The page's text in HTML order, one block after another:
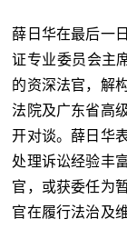
薛日华在最后一
证专业委员会主
的资深法官，解
法院及广东省高
开对谈。薛日华
处理诉讼经验丰
官，或获委任为
官在履行法治及